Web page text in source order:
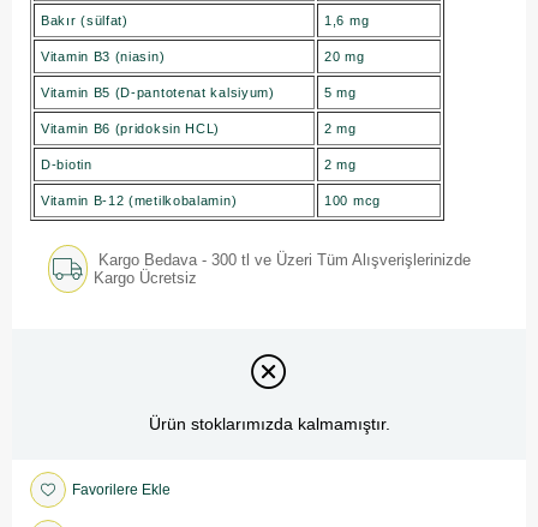
Bakır (sülfat) 1,6 mg
Vitamin B3 (niasin) 20 mg
Vitamin B5 (D-pantotenat kalsiyum) 5 mg
Vitamin B6 (pridoksin HCL) 2 mg
D-biotin 2 mg
Vitamin B-12 (metilkobalamin) 100 mcg
Kargo Bedava - 300 tl ve Üzeri Tüm Alışverişlerinizde
Kargo Ücretsiz
Ürün stoklarımızda kalmamıştır.
Favorilere Ekle